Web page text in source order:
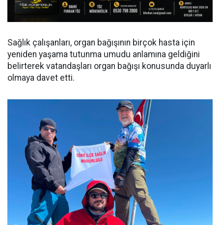
Sağlık çalışanları, organ bağışının birçok hasta için
yeniden yaşama tutunma umudu anlamına geldiğini
belirterek vatandaşları organ bağışı konusunda duyarlı
olmaya davet etti.